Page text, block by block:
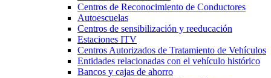
Centros de Reconocimiento de Conductores
Autoescuelas
Centros de sensibilización y reeducación
Estaciones ITV
Centros Autorizados de Tratamiento de Vehículos
Entidades relacionadas con el vehículo histórico
Bancos y cajas de ahorro